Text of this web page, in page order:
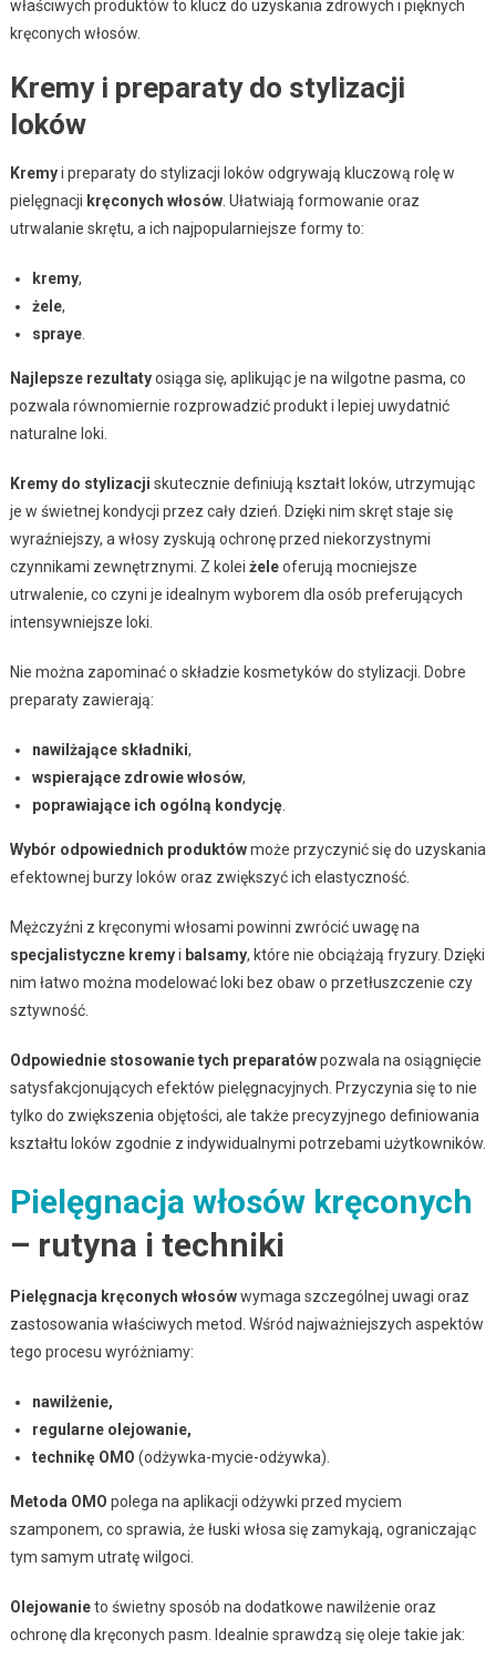
właściwych produktów to klucz do uzyskania zdrowych i pięknych
kręconych włosów.
Kremy i preparaty do stylizacji
loków
Kremyi preparaty do stylizacji loków odgrywają kluczową rolę w
pielęgnacji kręconych włosów. Ułatwiają formowanie oraz
utrwalanie skrętu, a ich najpopularniejsze formy to:
kremy,
żele,
spraye.
Najlepsze rezultatyosiąga się, aplikując je na wilgotne pasma, co
pozwala równomiernie rozprowadzić produkt i lepiej uwydatnić
naturalne loki.
Kremy do stylizacji skutecznie definiują kształt loków, utrzymując
je w świetnej kondycji przez cały dzień. Dzięki nim skręt staje się
wyraźniejszy, a włosy zyskują ochronę przed niekorzystnymi
czynnikami zewnętrznymi. Z kolei żeleoferują mocniejsze
utrwalenie, co czyni je idealnym wyborem dla osób preferujących
intensywniejsze loki.
Nie można zapominać o składzie kosmetyków do stylizacji. Dobre
preparaty zawierają:
nawilżające składniki,
wspierające zdrowie włosów,
poprawiające ich ogólną kondycję.
Wybór odpowiednich produktówmoże przyczynić się do uzyskania
efektownej burzy loków oraz zwiększyć ich elastyczność.
Mężczyźni z kręconymi włosami powinni zwrócić uwagę na
specjalistyczne kremyi balsamy, które nie obciążają fryzury. Dzięki
nim łatwo można modelować loki bez obaw o przetłuszczenie czy
sztywność.
Odpowiednie stosowanie tych preparatówpozwala na osiągnięcie
satysfakcjonujących efektów pielęgnacyjnych. Przyczynia się to nie
tylko do zwiększenia objętości, ale także precyzyjnego definiowania
kształtu loków zgodnie z indywidualnymi potrzebami użytkowników.
Pielęgnacja włosów kręconych
– rutyna i techniki
Pielęgnacja kręconych włosówwymaga szczególnej uwagi oraz
zastosowania właściwych metod. Wśród najważniejszych aspektów
tego procesu wyróżniamy:
nawilżenie,
regularne olejowanie,
technikę OMO (odżywka-mycie-odżywka).
Metoda OMO polega na aplikacji odżywki przed myciem
szamponem, co sprawia, że łuski włosa się zamykają, ograniczając
tym samym utratę wilgoci.
Olejowanieto świetny sposób na dodatkowe nawilżenie oraz
ochronę dla kręconych pasm. Idealnie sprawdzą się oleje takie jak: